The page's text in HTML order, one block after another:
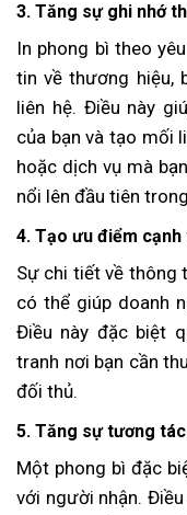
3. Tăng sự ghi nhớ
In phong bì theo
tin về thương hiệu,
liên hệ. Điều này
của bạn và tạo mối
hoặc dịch vụ mà
nổi lên đầu tiên
4. Tạo ưu điểm
Sự chi tiết về thông
có thể giúp doanh
Điều này đặc biệt
tranh nơi bạn cần
đối thủ.
5. Tăng sự tương
Một phong bì đặc
với người nhận.